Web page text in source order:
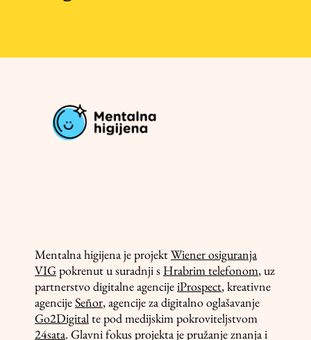
Mentalna higijena je projektWiener osiguranja
VIGpokrenut u suradnji s Hrabrim telefonom, uz
partnerstvo digitalne agencijeiProspect, kreativne
agencijeSeñor, agencije za digitalno oglašavanje
Go2Digitalte pod medijskim pokroviteljstvom
24sata. Glavni fokus projekta je pružanje znanja i